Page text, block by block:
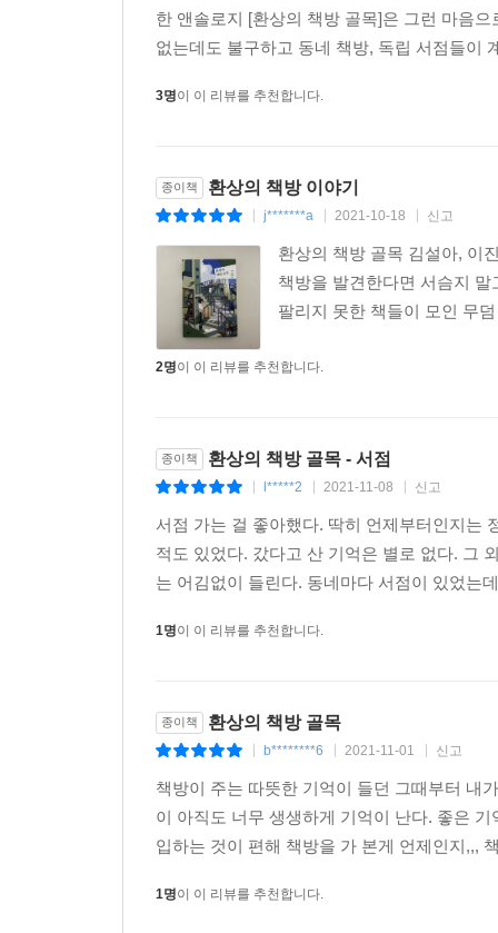
한 앤솔로지 [환상의 책방 골목]은 그런 마음
없는데도 불구하고 동네 책방, 독립 서점들이
3명이 이 리뷰를 추천합니다.
종이책 환상의 책방 이야기
j*******a 2021-10-18 신고
환상의 책방 골목 김설아, 이
책방을 발견한다면 서슴지
팔리지 못한 책들이 모인 무
2명이 이 리뷰를 추천합니다.
종이책 환상의 책방 골목 - 서점
l*****2 2021-11-08 신고
서점 가는 걸 좋아했다. 딱히 언제부터인지는
적도 있었다. 갔다고 산 기억은 별로 없다. 그
는 어김없이 들린다. 동네마다 서점이 있었는
1명이 이 리뷰를 추천합니다.
종이책 환상의 책방 골목
b********6 2021-11-01 신고
책방이 주는 따뜻한 기억이 들던 그때부터 내
이 아직도 너무 생생하게 기억이 난다. 좋은
입하는 것이 편해 책방을 가 본게 언제인지,,,
1명이 이 리뷰를 추천합니다.